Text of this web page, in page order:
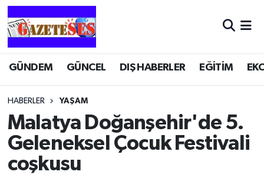
GÜNDEM GÜNCEL DIŞ HABERLER EĞİTİM
HABERLER YAŞAM
Malatya Doğanşehir'de 5.
Geleneksel Çocuk Festivali
coşkusu